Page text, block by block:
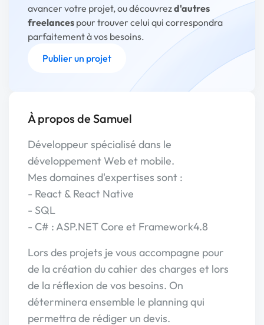
avancer votre projet, ou découvrezd'autres
freelances pour trouver celui qui correspondra
parfaitement à vos besoins.
Publier un projet
À propos de Samuel
Développeur spécialisé dans le
développement Web et mobile.
Mes domaines d'expertises sont :
- React & React Native
- SQL
- C# : ASP.NET Core et Framework4.8
Lors des projets je vous accompagne pour
de la création du cahier des charges et lors
de la réflexion de vos besoins. On
déterminera ensemble le planning qui
permettra de rédiger un devis.